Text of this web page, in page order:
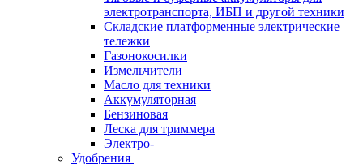
электротранспорта, ИБП и другой техники
Складские платформенные электрические
тележки
Газонокосилки
Измельчители
Масло для техники
Аккумуляторная
Бензиновая
Леска для триммера
Электро-
Удобрения